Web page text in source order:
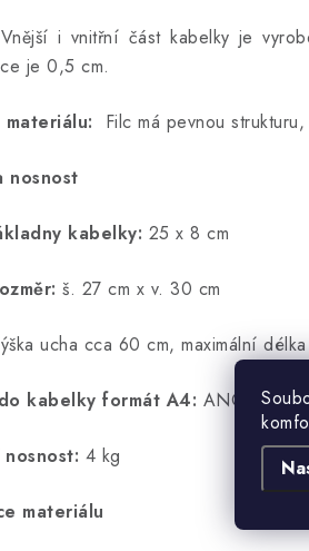
Vnější i vnitřní část kabelky je
je 0,5 cm.
Filc má pevnou
nosnost
kabelky: 25 x 8 cm
š. 27 cm x v. 30 cm
ucha cca 60 cm, maximální
kabelky formát A4: ANO
4 kg
materiálu